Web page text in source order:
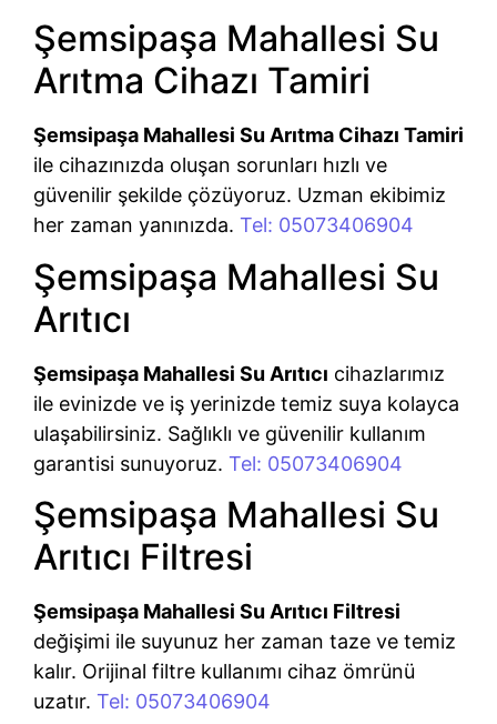
Şemsipaşa Mahallesi Su
Arıtma Cihazı Tamiri
Şemsipaşa Mahallesi Su Arıtma Cihazı Tamiri
ile cihazınızda oluşan sorunları hızlı ve
güvenilir şekilde çözüyoruz. Uzman ekibimiz
her zaman yanınızda. Tel: 05073406904
Şemsipaşa Mahallesi Su
Arıtıcı
Şemsipaşa Mahallesi Su Arıtıcı cihazlarımız
ile evinizde ve iş yerinizde temiz suya kolayca
ulaşabilirsiniz. Sağlıklı ve güvenilir kullanım
garantisi sunuyoruz. Tel: 05073406904
Şemsipaşa Mahallesi Su
Arıtıcı Filtresi
Şemsipaşa Mahallesi Su Arıtıcı Filtresi
değişimi ile suyunuz her zaman taze ve temiz
kalır. Orijinal filtre kullanımı cihaz ömrünü
uzatır. Tel: 05073406904